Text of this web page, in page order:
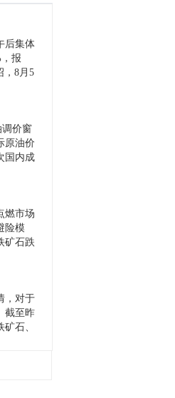
后集体
报
8月5
调价窗
原油价
国内成
燃市场
险模
矿石跌
，对于
截至昨
石、